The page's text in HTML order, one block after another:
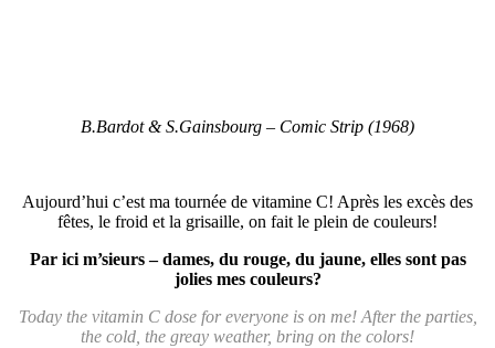
B.Bardot & S.Gainsbourg – Comic Strip (1968)
Aujourd’hui c’est ma tournée de vitamine C! Après les excès des
fêtes, le froid et la grisaille, on fait le plein de couleurs!
Par ici m’sieurs – dames, du rouge, du jaune, elles sont pas
jolies mes couleurs?
Today the vitamin C dose for everyone is on me! After the parties,
the cold, the greay weather, bring on the colors!